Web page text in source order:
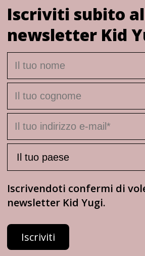
Iscriviti subito
newsletter Kid
Iscrivendoti confermi di
newsletter Kid Yugi.
Iscriviti